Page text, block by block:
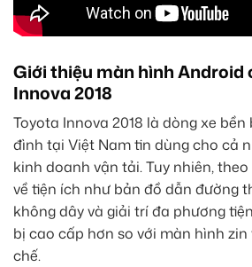
Giới thiệu màn hình Android
Innova 2018
Toyota Innova 2018 là dòng xe
đình tại Việt Nam tin dùng cho cả
kinh doanh vận tải. Tuy nhiên,
về tiện ích như bản đồ dẫn đường
không dây và giải trí đa phương
bị cao cấp hơn so với màn hình
chế.